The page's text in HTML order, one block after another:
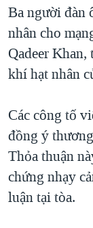
QUAN HỆ VIỆT
Ba người đàn
nhân cho
Qadeer
khí hạt nhân
Các công tố
đồng ý
Thỏa thuận
chứng nhạy
luận tại tòa.